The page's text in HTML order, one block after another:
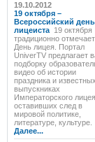
19.10.2012
19 октября –
Всероссийский день
лицеиста 19 октября
традиционно
День лицея. Портал
UniverTV предлагает
подборку
видео об истории
праздника и известных
выпускниках
Императорского лицея,
оставивших след в
мировой политике,
литературе, культуре.
Далее...